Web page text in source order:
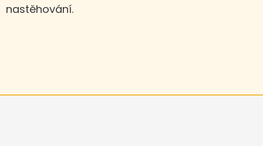
nastěhování.